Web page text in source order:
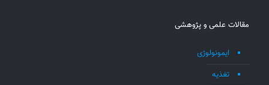
مقالات علمی و پژوهشی
ایمونولوژی
تغذیه